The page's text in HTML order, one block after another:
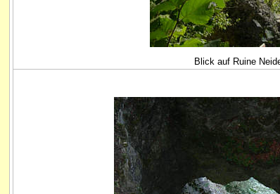
Blick auf Ruine